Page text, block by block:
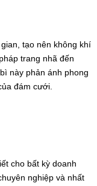
tạo nên không khí
trang nhã đến
này phản ánh phong
đám cưới.
cho bất kỳ doanh
nghiệp và nhất